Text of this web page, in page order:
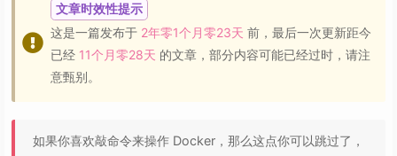
文章时效性提示
这是一篇发布于 2年零1个月零23天 前，最后一次更新距今
已经 11个月零28天 的文章，部分内容可能已经过时，请注
意甄别。
如果你喜欢敲命令来操作 Docker，那么这点你可以跳过了，